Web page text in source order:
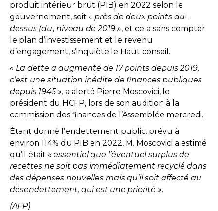
produit intérieur brut (PIB) en 2022 selon le
gouvernement, soit « près de deux points au-
dessus (du) niveau de 2019 », et cela sans compter
le plan d’investissement et le revenu
d’engagement, s’inquiète le Haut conseil.
« La dette a augmenté de 17 points depuis 2019,
c’est une situation inédite de finances publiques
depuis 1945 », a alerté Pierre Moscovici, le
président du HCFP, lors de son audition à la
commission des finances de l’Assemblée mercredi.
Étant donné l’endettement public, prévu à
environ 114% du PIB en 2022, M. Moscovici a estimé
qu’il était « essentiel que l’éventuel surplus de
recettes ne soit pas immédiatement recyclé dans
des dépenses nouvelles mais qu’il soit affecté au
désendettement, qui est une priorité ».
(AFP)